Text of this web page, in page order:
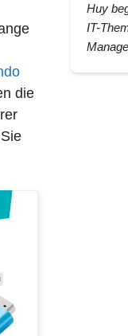
die
Huy
IT-